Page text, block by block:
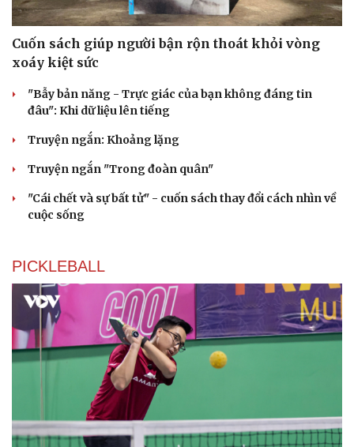
Cuốn sách giúp người bận rộn thoát khỏi vòng
xoáy kiệt sức
"Bẫy bản năng - Trực giác của bạn không đáng tin
đâu": Khi dữ liệu lên tiếng
Truyện ngắn: Khoảng lặng
Truyện ngắn "Trong đoàn quân"
"Cái chết và sự bất tử" - cuốn sách thay đổi cách nhìn về
cuộc sống
PICKLEBALL